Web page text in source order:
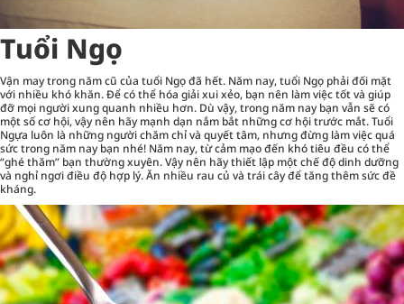
Tuổi Ngọ
Vận may trong năm cũ của tuổi Ngọ đã hết. Năm nay, tuổi Ngọ phải đối mặt
với nhiều khó khăn. Để có thể hóa giải xui xẻo, bạn nên làm việc tốt và giúp
đỡ mọi người xung quanh nhiều hơn. Dù vậy, trong năm nay bạn vẫn sẽ có
một số cơ hội, vậy nên hãy mạnh dạn nắm bắt những cơ hội trước mắt. Tuổi
Ngựa luôn là những người chăm chỉ và quyết tâm, nhưng đừng làm việc quá
sức trong năm nay bạn nhé! Năm nay, từ cảm mạo đến khó tiêu đều có thể
“ghé thăm” bạn thường xuyên. Vậy nên hãy thiết lập một chế độ dinh dưỡng
và nghỉ ngơi điều độ hợp lý. Ăn nhiều rau củ và trái cây để tăng thêm sức đề
kháng.